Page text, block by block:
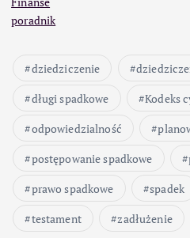
poradnik
dziedziczenie
długi spadkowe
Kodeks
odpowiedzialność
postępowanie spadkowe
prawo spadkowe
spadek
testament
zadłużenie